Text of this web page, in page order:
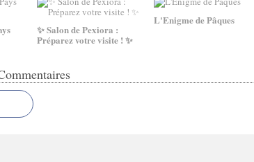
✨ Salon de Pexiora :
Préparez votre visite ! ✨
L'Enigme de Pâques